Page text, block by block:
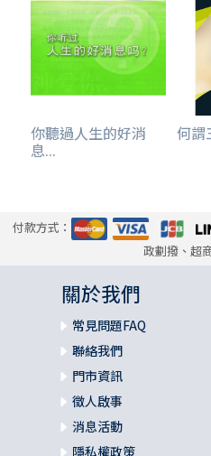
你聽過人生的好消
息...
何謂
付款方式：
政劃撥、超
關於我們
常見問題FAQ
聯絡我們
門市資訊
徵人啟事
消息活動
隱私權政策